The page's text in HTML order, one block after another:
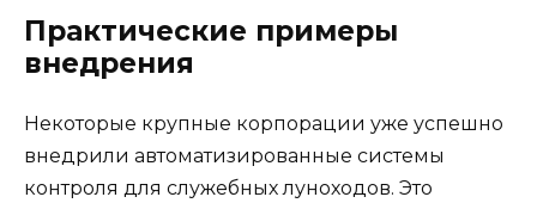
Практические примеры
внедрения
Некоторые крупные корпорации уже успешно
внедрили автоматизированные системы
контроля для служебных луноходов. Это